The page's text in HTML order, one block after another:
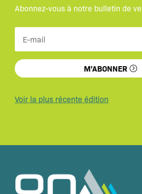
Abonnez-vous à notre bulletin de
M'ABONNER
Voir la plus récente édition